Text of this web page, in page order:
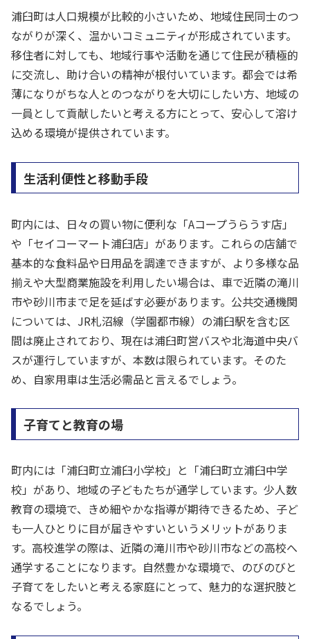
浦臼町は人口規模が比較的小さいため、地域住民同士のつ
ながりが深く、温かいコミュニティが形成されています。
移住者に対しても、地域行事や活動を通じて住民が積極的
に交流し、助け合いの精神が根付いています。都会では希
薄になりがちな人とのつながりを大切にしたい方、地域の
一員として貢献したいと考える方にとって、安心して溶け
込める環境が提供されています。
生活利便性と移動手段
町内には、日々の買い物に便利な「Aコープうらうす店」
や「セイコーマート浦臼店」があります。これらの店舗で
基本的な食料品や日用品を調達できますが、より多様な品
揃えや大型商業施設を利用したい場合は、車で近隣の滝川
市や砂川市まで足を延ばす必要があります。公共交通機関
については、JR札沼線（学園都市線）の浦臼駅を含む区
間は廃止されており、現在は浦臼町営バスや北海道中央バ
スが運行していますが、本数は限られています。そのた
め、自家用車は生活必需品と言えるでしょう。
子育てと教育の場
町内には「浦臼町立浦臼小学校」と「浦臼町立浦臼中学
校」があり、地域の子どもたちが通学しています。少人数
教育の環境で、きめ細やかな指導が期待できるため、子ど
も一人ひとりに目が届きやすいというメリットがありま
す。高校進学の際は、近隣の滝川市や砂川市などの高校へ
通学することになります。自然豊かな環境で、のびのびと
子育てをしたいと考える家庭にとって、魅力的な選択肢と
なるでしょう。